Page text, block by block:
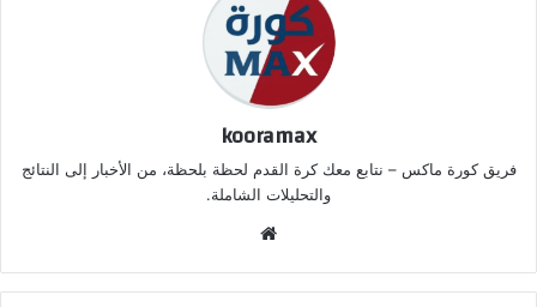
kooramax
فريق كورة ماكس – نتابع معك كرة القدم لحظة بلحظة، من الأخبار إلى النتائج
والتحليلات الشاملة.
الوي